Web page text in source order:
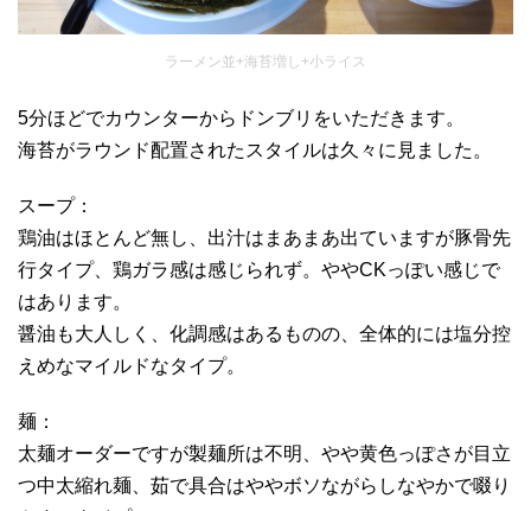
ラーメン並+海苔増し+小ライス
5分ほどでカウンターからドンブリをいただきます。
海苔がラウンド配置されたスタイルは久々に見ました。
スープ：
鶏油はほとんど無し、出汁はまあまあ出ていますが豚骨先
行タイプ、鶏ガラ感は感じられず。ややCKっぽい感じで
はあります。
醤油も大人しく、化調感はあるものの、全体的には塩分控
えめなマイルドなタイプ。
麺：
太麺オーダーですが製麺所は不明、やや黄色っぽさが目立
つ中太縮れ麺、茹で具合はややボソながらしなやかで啜り